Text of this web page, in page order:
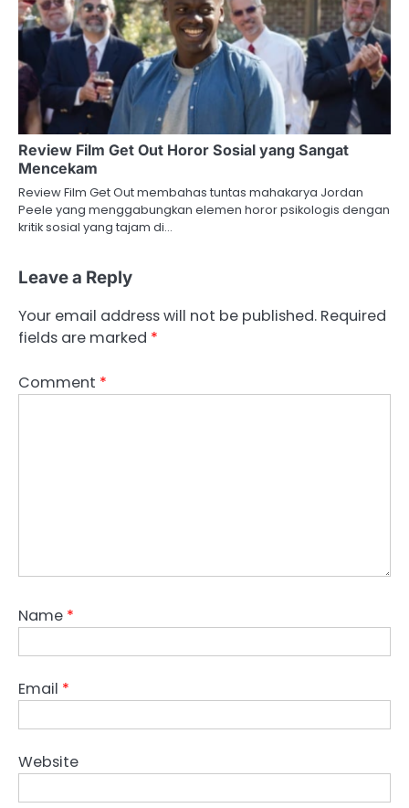
Review Film Get Out Horor Sosial yang Sangat
Mencekam
Review Film Get Out membahas tuntas mahakarya Jordan
Peele yang menggabungkan elemen horor psikologis dengan
kritik sosial yang tajam di…
Leave a Reply
Your email address will not be published. Required
fields are marked *
Comment *
Name *
Email *
Website